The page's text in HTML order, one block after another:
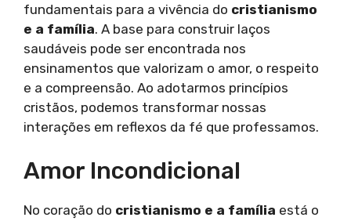
fundamentais para a vivência do cristianismo
e a família. A base para construir laços
saudáveis pode ser encontrada nos
ensinamentos que valorizam o amor, o respeito
e a compreensão. Ao adotarmos princípios
cristãos, podemos transformar nossas
interações em reflexos da fé que professamos.
Amor Incondicional
No coração do cristianismo e a família está o